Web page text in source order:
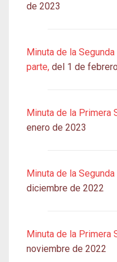
de 2023
Minuta de la
parte, del 1 de
Minuta de la Primera
enero de 2023
Minuta de la
diciembre de 2022
Minuta de la Primera
noviembre de 2022